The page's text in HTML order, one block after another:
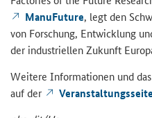
ManuFuture, legt den
von For­schung, Ent­wick­lung
der in­dus­tri­el­len Zu­kunft
Wei­te­re In­for­ma­tio­nen und
auf der
Ver­an­stal­tungs­sei­te